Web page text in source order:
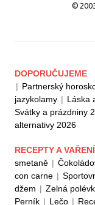
©
DOPORUČUJEME
| Partnerský
jazykolamy | Láska
Svátky a prázdniny
alternativy 2026
RECEPTY A VAŘENÍ
smetaně |
con carne |
džem | Zelná
Perník | Lečo |